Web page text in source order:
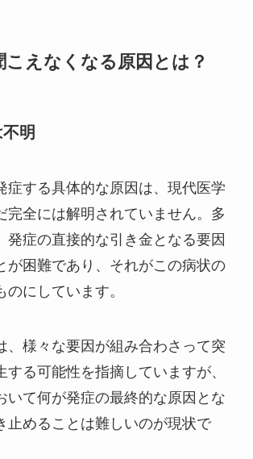
こえなくなる原因とは？
明
症する具体的な原因は、現代医学
完全には解明されていません。多
発症の直接的な引き金となる要因
が困難であり、それがこの病状の
にしています。
、様々な要因が組み合わさって突
する可能性を指摘していますが、
いて何が発症の最終的な原因とな
止めることは難しいのが現状で